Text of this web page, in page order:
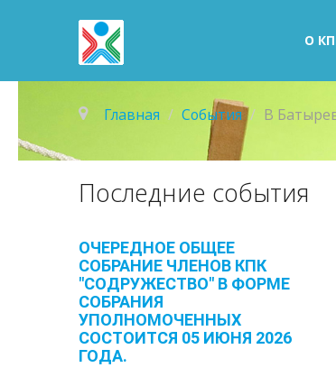
О
Главная / События / В
Последние события
ОЧЕРЕДНОЕ ОБЩЕЕ
СОБРАНИЕ ЧЛЕНОВ КПК
"СОДРУЖЕСТВО" В ФОРМЕ
СОБРАНИЯ
УПОЛНОМОЧЕННЫХ
СОСТОИТСЯ 05 ИЮНЯ 2026
ГОДА.